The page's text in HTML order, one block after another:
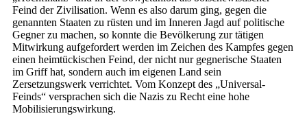
Feind der Zivilisation. Wenn es also darum ging, gegen die
genannten Staaten zu rüsten und im Inneren Jagd auf politische
Gegner zu machen, so konnte die Bevölkerung zur tätigen
Mitwirkung aufgefordert werden im Zeichen des Kampfes gegen
einen heimtückischen Feind, der nicht nur gegnerische Staaten
im Griff hat, sondern auch im eigenen Land sein
Zersetzungswerk verrichtet. Vom Konzept des „Universal-
Feinds“ versprachen sich die Nazis zu Recht eine hohe
Mobilisierungswirkung.